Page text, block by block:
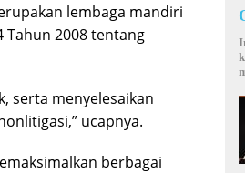
lembaga mandiri
2008 tentang
serta menyelesaikan
ucapnya.
berbagai